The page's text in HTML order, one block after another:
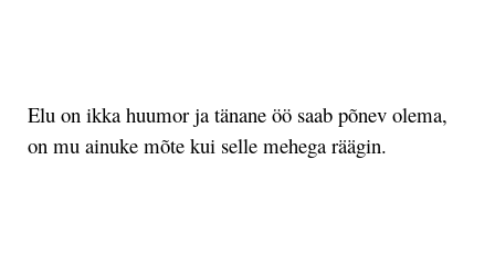
Elu on ikka huumor ja tänane öö saab põnev olema,
on mu ainuke mõte kui selle mehega räägin.